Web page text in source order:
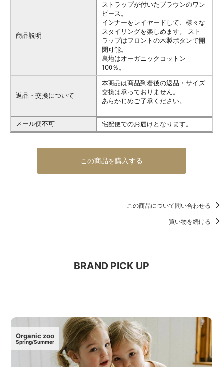
商品説明
ストラップが付いたブラウンのワン
ピース。
インナーをレイヤードして、様々な
スタイリングを楽しめます。 スト
ラップはフロントの木製ボタンで開
閉可能。
裏地はオーガニックコットン
100％。
返品・交換について
本商品は商品到着後の返品・サイズ
交換は承っておりません。
あらかじめご了承ください。
メール便不可 宅配便でのお届けとなります。
この商品を購入する
この商品について問い合わせる
買い物を続ける
BRAND PICK UP
Organic zoo
Spring/Summer